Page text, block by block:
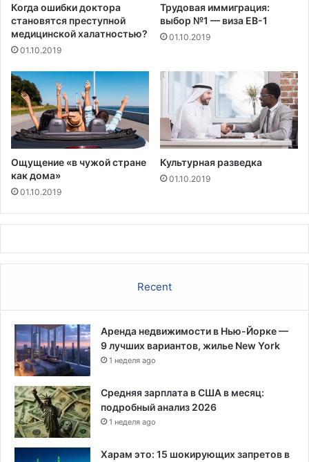
г
о
,
а
к
Б
е
т
с
и
Д
е
о
о
д
о
г
о
н
ь
,
з
а
п
е
т
и
в
ш
и
м
п
о
и
т
и
н
о
ы
е
а
к
е
т
Когда ошибки доктора
становятся преступной
медицинской халатностью?
01.10.2019
Трудовая иммиграция:
выбор №1 — виза EB-1
01.10.2019
Ощущение «в чужой стране
как дома»
01.10.2019
Культурная разведка
01.10.2019
Recent
Аренда недвижимости в Нью-Йорке —
9 лучших вариантов, жилье New York
1 неделя ago
Средняя зарплата в США в месяц:
подробный анализ 2026
1 неделя ago
Харам это: 15 шокирующих запретов в